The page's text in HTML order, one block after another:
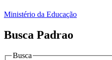
Ministério da Educação
Busca Padrao
Busca